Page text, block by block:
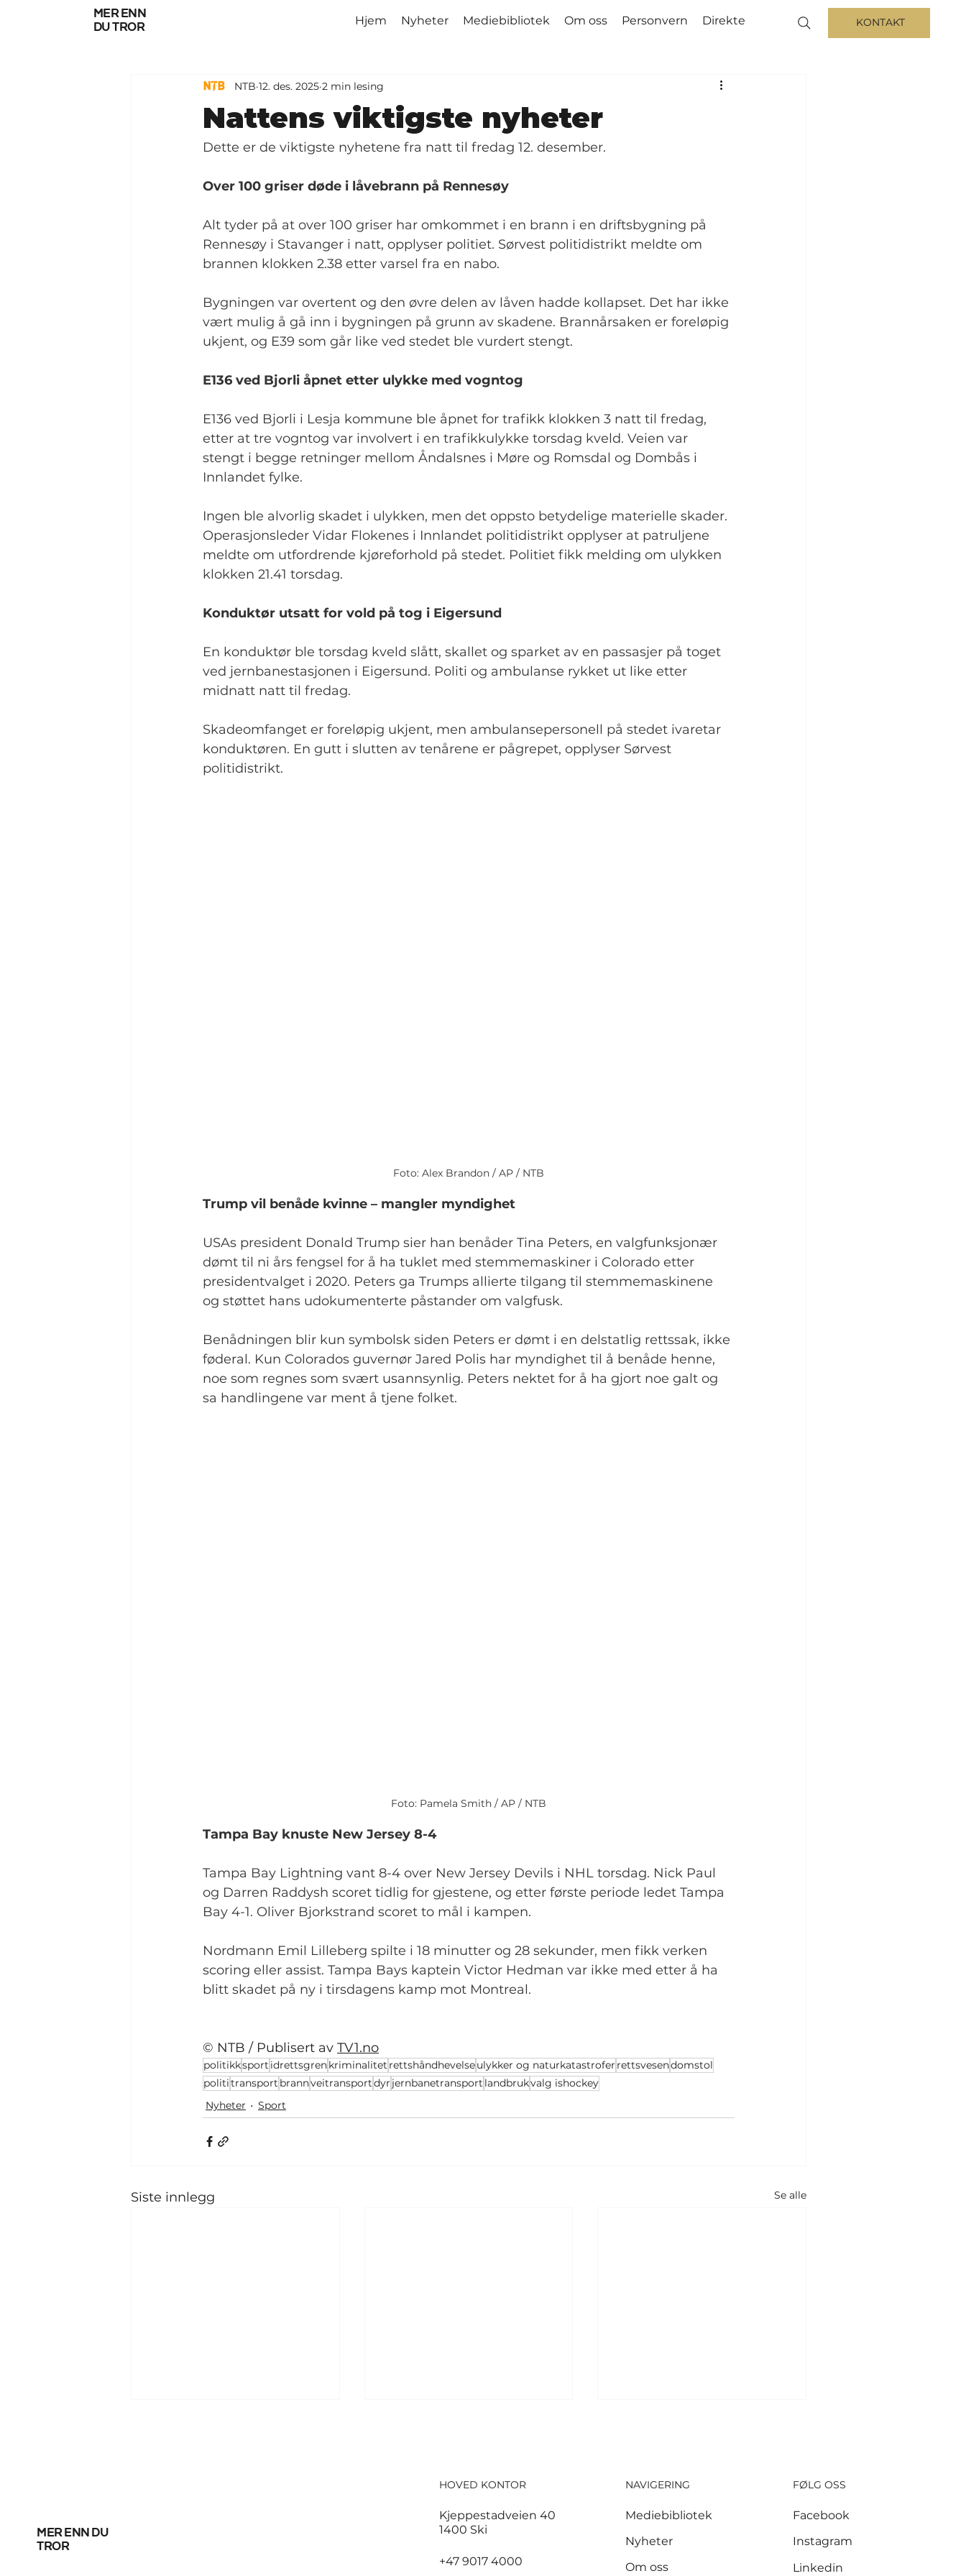
mer enn
du tror
Hjem Nyheter Mediebibliotek Om oss Personvern Direkte KONTAKT
Nattens viktigste nyheter
NTB 12. des. 2025 2 min lesing
Dette er de viktigste nyhetene fra natt til fredag 12. desember.
Over 100 griser døde i låvebrann på Rennesøy
Alt tyder på at over 100 griser har omkommet i en brann i en driftsbygning på
Rennesøy i Stavanger i natt, opplyser politiet. Sørvest politidistrikt meldte om
brannen klokken 2.38 etter varsel fra en nabo.
Bygningen var overtent og den øvre delen av låven hadde kollapset. Det har ikke
vært mulig å gå inn i bygningen på grunn av skadene. Brannårsaken er foreløpig
ukjent, og E39 som går like ved stedet ble vurdert stengt.
E136 ved Bjorli åpnet etter ulykke med vogntog
E136 ved Bjorli i Lesja kommune ble åpnet for trafikk klokken 3 natt til fredag,
etter at tre vogntog var involvert i en trafikkulykke torsdag kveld. Veien var
stengt i begge retninger mellom Åndalsnes i Møre og Romsdal og Dombås i
Innlandet fylke.
Ingen ble alvorlig skadet i ulykken, men det oppsto betydelige materielle skader.
Operasjonsleder Vidar Flokenes i Innlandet politidistrikt opplyser at patruljene
meldte om utfordrende kjøreforhold på stedet. Politiet fikk melding om ulykken
klokken 21.41 torsdag.
Konduktør utsatt for vold på tog i Eigersund
En konduktør ble torsdag kveld slått, skallet og sparket av en passasjer på toget
ved jernbanestasjonen i Eigersund. Politi og ambulanse rykket ut like etter
midnatt natt til fredag.
Skadeomfanget er foreløpig ukjent, men ambulansepersonell på stedet ivaretar
konduktøren. En gutt i slutten av tenårene er pågrepet, opplyser Sørvest
politidistrikt.
Foto: Alex Brandon / AP / NTB
Trump vil benåde kvinne – mangler myndighet
USAs president Donald Trump sier han benåder Tina Peters, en valgfunksjonær
dømt til ni års fengsel for å ha tuklet med stemmemaskiner i Colorado etter
presidentvalget i 2020. Peters ga Trumps allierte tilgang til stemmemaskinene
og støttet hans udokumenterte påstander om valgfusk.
Benådningen blir kun symbolsk siden Peters er dømt i en delstatlig rettssak, ikke
føderal. Kun Colorados guvernør Jared Polis har myndighet til å benåde henne,
noe som regnes som svært usannsynlig. Peters nektet for å ha gjort noe galt og
sa handlingene var ment å tjene folket.
Foto: Pamela Smith / AP / NTB
Tampa Bay knuste New Jersey 8-4
Tampa Bay Lightning vant 8-4 over New Jersey Devils i NHL torsdag. Nick Paul
og Darren Raddysh scoret tidlig for gjestene, og etter første periode ledet Tampa
Bay 4-1. Oliver Bjorkstrand scoret to mål i kampen.
Nordmann Emil Lilleberg spilte i 18 minutter og 28 sekunder, men fikk verken
scoring eller assist. Tampa Bays kaptein Victor Hedman var ikke med etter å ha
blitt skadet på ny i tirsdagens kamp mot Montreal.
© NTB / Publisert av TV1.no
politikksport idrettsgrenkriminalitet rettshåndhevelseulykker og naturkatastrofer rettsvesendomstol
polititransport brannveitransportdyr jernbanetransport landbrukvalg ishockey
Nyheter
Sport
Siste innlegg Se alle
varme i Europa – MDG
Forsker ber
mer enn du
tror
HOVED KONTOR
Kjeppestadveien 40
1400 Ski
+47 9017 4000
NAVIGERING
Mediebibliotek
Nyheter
Om oss
FØLG OSS
Facebook
Instagram
Linkedin